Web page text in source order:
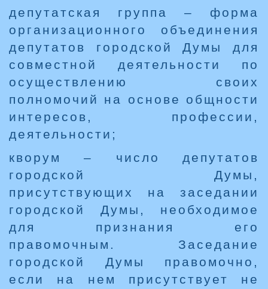
депутатская группа – форма
организационного объединения
депутатов городской Думы для
совместной деятельности по
осуществлению своих
полномочий на основе общности
интересов, профессии,
деятельности;
кворум – число депутатов
городской Думы,
присутствующих на заседании
городской Думы, необходимое
для признания его
правомочным. Заседание
городской Думы правомочно,
если на нем присутствует не